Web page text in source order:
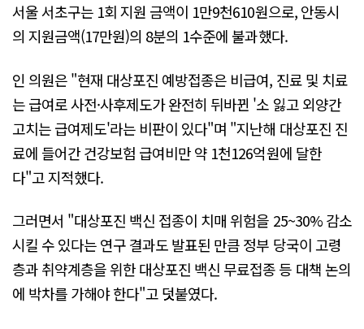
서울 서초구는 1회 지원 금액이 1만9천610원으로, 안동시
의 지원금액(17만원)의 8분의 1수준에 불과했다.
인 의원은 "현재 대상포진 예방접종은 비급여, 진료 및 치료
는 급여로 사전·사후제도가 완전히 뒤바뀐 '소 잃고 외양간
고치는 급여제도'라는 비판이 있다"며 "지난해 대상포진 진
료에 들어간 건강보험 급여비만 약 1천126억원에 달한
다"고 지적했다.
그러면서 "대상포진 백신 접종이 치매 위험을 25~30% 감소
시킬 수 있다는 연구 결과도 발표된 만큼 정부 당국이 고령
층과 취약계층을 위한 대상포진 백신 무료접종 등 대책 논의
에 박차를 가해야 한다"고 덧붙였다.